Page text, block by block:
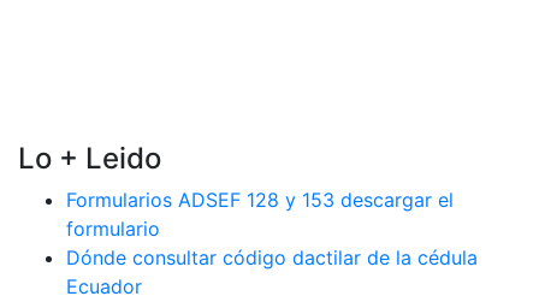
Lo + Leido
Formularios ADSEF 128 y 153 descargar el
formulario
Dónde consultar código dactilar de la cédula
Ecuador